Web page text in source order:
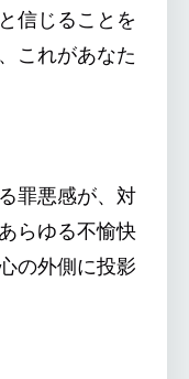
信じることを
これがあなた
罪悪感が、対
らゆる不愉快
の外側に投影